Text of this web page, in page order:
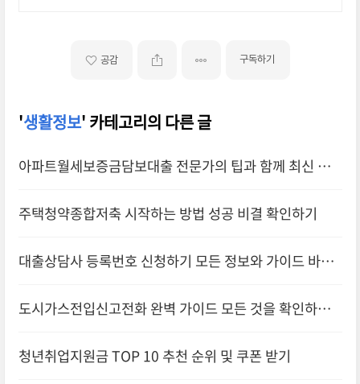
공감 구독하기
'생활정보' 카테고리의 다른 글
아파트월세보증금담보대출 전문가의 팁과 함께 최신 정
주택청약종합저축 시작하는 방법 성공 비결 확인하기
대출상담사 등록번호 신청하기 모든 정보와 가이드 바로
도시가스전입신고전화 완벽 가이드 모든 것을 확인하고
청년취업지원금 TOP 10 추천 순위 및 쿠폰 받기